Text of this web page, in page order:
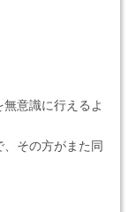
意識に行えるよ
その方がまた同